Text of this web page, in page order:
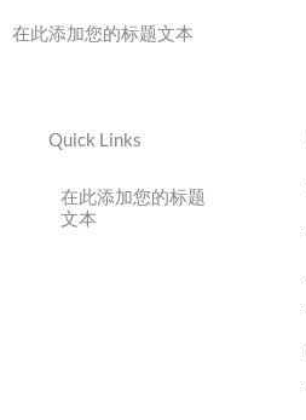
在此添加您的标题文本
Quick Links
在此添加您的标题
文本